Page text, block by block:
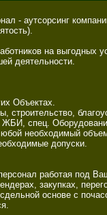
- аутсорсинг
на выгодных
деятельности.
Объектах.
ЖБИ, спец.
необходимый
допуски.
работая под
закупках,
основе с